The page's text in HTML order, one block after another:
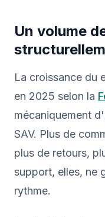
Un volume
La croissance du
en 2025 selon la
mécaniquement
SAV. Plus de
plus de retours,
support, elles, ne
rythme.